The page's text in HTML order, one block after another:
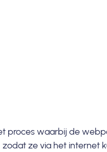
proces waarbij de
ze via het internet